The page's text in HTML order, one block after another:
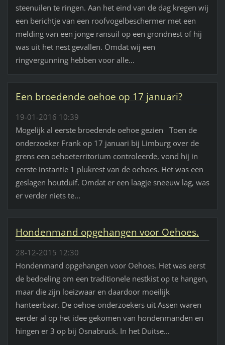
steenuilen te ringen. Aan het eind van de dag kregen wij
een berichtje van een roofvogelbeschermer met een
melding van een jonge ransuil op een grondnest of hij
was uit het nest gevallen. Omdat wij een
ringvergunning hebben voor alle...
Een broedende oehoe op 17 januari?
19-01-2016 10:39
Mogelijk al eerste broedende oehoe gezien Toen de
onderzoeker Frank op 17 januari bij Limburg over de
grens een oehoeterritorium controleerde, vond hij in
eerste instantie 1 plukrest van de oehoes. Het was een
geslagen houtduif. Omdat er een laagje sneeuw lag, was
er verder niets te...
Hondenmand opgehangen voor Oehoes.
28-12-2015 12:30
Hondenmand opgehangen voor Oehoes. Het was eerst
de bedoeling om een traditionele nestkist op te hangen,
maar die zijn loeizwaar en daardoor moeilijk
hanteerbaar. De oehoe-onderzoekers uit Assen waren
eerder al op het idee gekomen van hondenmanden en
hingen er 3 op bij Osnabruck. In het Duitse...